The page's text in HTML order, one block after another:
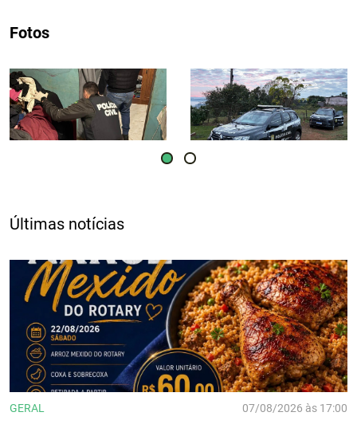
Fotos
Últimas notícias
GERAL 07/08/2026 às 17:00